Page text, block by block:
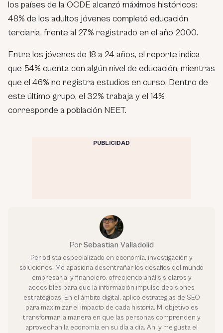
los países de la OCDE alcanzó máximos históricos:
48% de los adultos jóvenes completó educación
terciaria, frente al 27% registrado en el año 2000.
Entre los jóvenes de 18 a 24 años, el reporte indica
que 54% cuenta con algún nivel de educación, mientras
que el 46% no registra estudios en curso. Dentro de
este último grupo, el 32% trabaja y el 14%
corresponde a población NEET.
PUBLICIDAD
Por Sebastian Valladolid
Periodista especializado en economía, investigación y
soluciones. Me apasiona desentrañar los desafíos del mundo
empresarial y financiero, ofreciendo análisis claros y
accesibles para que la información impulse decisiones
estratégicas. En el ámbito digital, aplico estrategias de SEO
para maximizar el impacto de cada historia. Mi objetivo es
transformar la manera en que las personas comprenden y
aprovechan la economía en su día a día. Ah, y me gusta el